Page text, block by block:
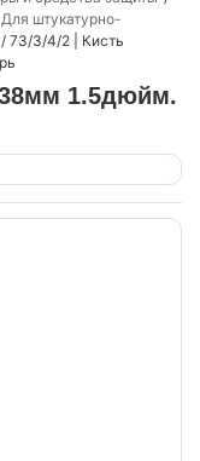
Для штукатурно-
73/3/4/2 | Кисть
1.5дюйм.